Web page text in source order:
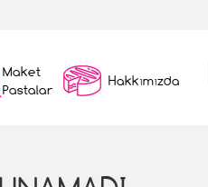
Maket
Pastalar
Hakkımızda